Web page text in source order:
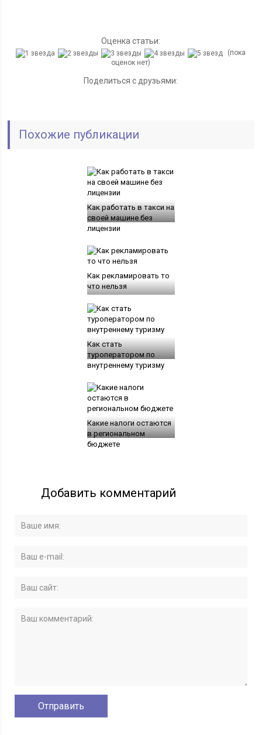
Оценка статьи:
(пока
оценок нет)
Поделиться с друзьями:
Похожие публикации
Как работать в такси на
своей машине без
лицензии
Как рекламировать то
что нельзя
Как стать
туроператором по
внутреннему туризму
Какие налоги остаются
в региональном
бюджете
Добавить комментарий